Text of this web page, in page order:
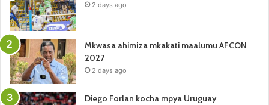
2 days ago
Mkwasa ahimiza mkakati maalumu AFCON
2027
2 days ago
Diego Forlan kocha mpya Uruguay